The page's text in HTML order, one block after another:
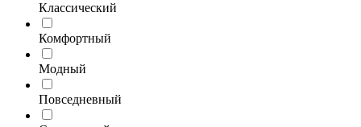
Классический
Комфортный
Модный
Повседневный